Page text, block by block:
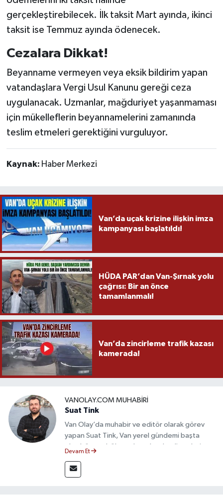
gerçekleştirebilecek. İlk taksit Mart ayında, ikinci
taksit ise Temmuz ayında ödenecek.
Cezalara Dikkat!
Beyanname vermeyen veya eksik bildirim yapan
vatandaşlara Vergi Usul Kanunu gereği ceza
uygulanacak. Uzmanlar, mağduriyet yaşanmaması
için mükelleflerin beyannamelerini zamanında
teslim etmeleri gerektiğini vurguluyor.
Kaynak: Haber Merkezi
Van’da uçak krizine ilişkin imza
kampanyası başlatıldı!
HÜDA PAR’dan Van-Şırnak yolu
çağrısı: Bir an önce
tamamlanmalı!
Van’da zincirleme trafik kazası
kamerada!
VANOLAY.COM MUHABIRI
Suat Tink
Van Olay’da muhabir ve editör olarak görev
yapan Suat Tink, Van yerel gündemi başta
olmak üzere bölgesel ve ulusal gelişmeleri
mezunu olan Tink, sahadan edindiği bilgilerle
doğruluk, tarafsızlık ve etik ilkeler
Devam Et